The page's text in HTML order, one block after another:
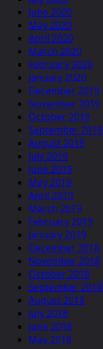
June 2020
May 2020
April 2020
March 2020
February 2020
January 2020
December 2019
November 2019
October 2019
September 2019
August 2019
July 2019
June 2019
May 2019
April 2019
March 2019
February 2019
January 2019
December 2018
November 2018
October 2018
September 2018
August 2018
July 2018
June 2018
May 2018